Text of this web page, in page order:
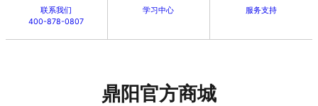
联系我们
400-878-0807
学习中心 服务支持
鼎阳官方商城